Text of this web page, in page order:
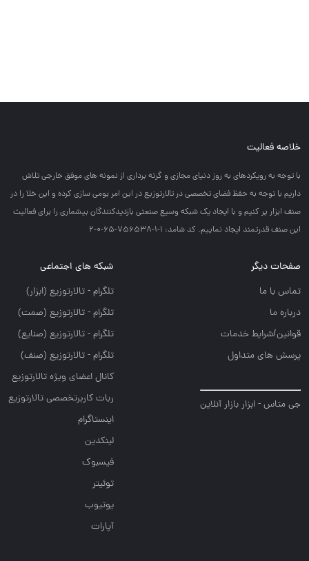
خلاصه فعالیت
با توجه به رويكردهاي به روز دنياي مجازي و گرته برداري از نمونه هاي موفق خارجي تلاش
داريم با توجه به حفظ فضاي تخصصي در تالارتوزيع در اين امر بومي سازي كرده و اين خلا را در
صنف ابزار پر كنيم و با ايجاد يك شبكه وسيع صنعتي بازديدكنندگان بيشماري را براي فعاليت
اين صنف قدرتمند ايجاد نماييم. کد شامد: 1-1-756538-65-0-2
صفحات دیگر
تماس با ما
درباره ما
قوانین/شرایط خدمات
پرسش های متداول
جی متاس - ابزار بازار آنلاین
شبکه های اجتماعی
تلگرام - تالارتوزيع (ابزار)
تلگرام - تالارتوزيع (صمت)
تلگرام - تالارتوزيع (صنايع)
تلگرام - تالارتوزیع (صنف)
کانال اعضای ویژه تالارتوزیع
ربات کاربرتخصصی تالارتوزیع
اینستاگرام
لینکدین
فیسبوک
توئیتر
یوتیوب
آپارات